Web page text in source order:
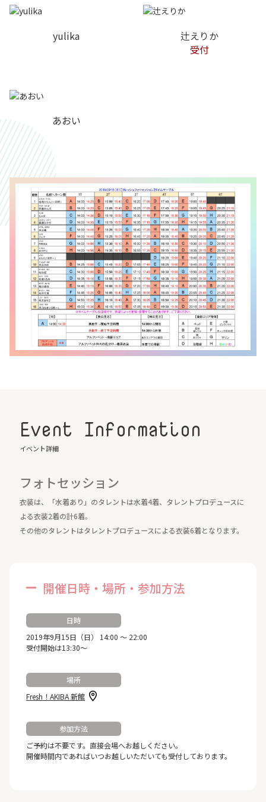
yulika
辻えりか
受付
あおい
Event Information
イベント詳細
フォトセッション
衣装は、「水着あり」のタレントは水着4着、タレントプロデュースに
よる衣装2着の計6着。
その他のタレントはタレントプロデュースによる衣装6着となります。
開催日時・場所・参加方法
日時
2019年9月15日（日） 14:00 ～ 22:00
受付開始は13:30～
場所
Fresh！AKIBA 新館
参加方法
ご予約は不要です。直接会場へお越しください。
開催時間内であればいつお越しいただいても受付しております。